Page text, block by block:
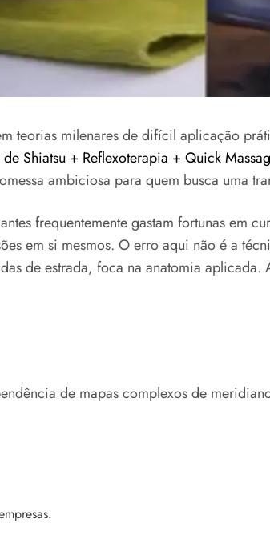
teorias milenares de difícil aplicação
Shiatsu + Reflexoterapia + Quick
ambiciosa para quem busca uma
frequentemente gastam fortunas em
em si mesmos. O erro aqui não é a
de estrada, foca na anatomia
de mapas complexos de